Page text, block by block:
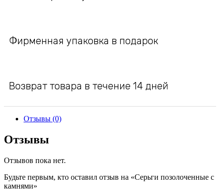
Фирменная упаковка в подарок
Возврат товара в течение 14 дней
Отзывы (0)
Отзывы
Отзывов пока нет.
Будьте первым, кто оставил отзыв на «Серьги позолоченные с
камнями»